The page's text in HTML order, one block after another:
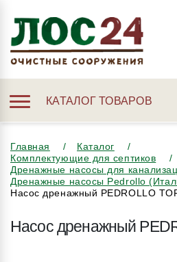
КАТАЛОГ ТОВАРОВ
Главная
Каталог
Комплектующие для септиков
Дренажные насосы для
Дренажные насосы Pedrollo
Насос дренажный PEDROLLO
Насос дренажный